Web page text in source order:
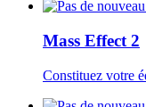
Mass Effect 2
Constituez votre